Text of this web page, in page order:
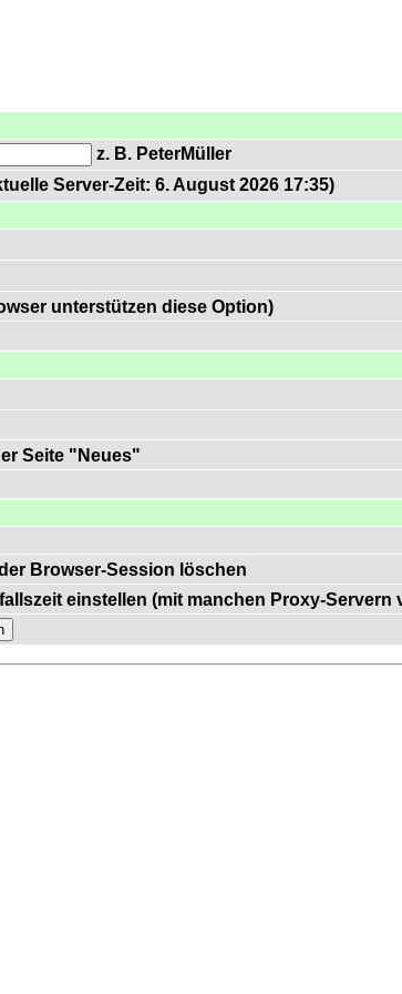
z. B. PeterMüller
Server-Zeit: 6. August 2026 17:35)
unterstützen diese Option)
Seite "Neues"
Browser-Session löschen
einstellen (mit manchen Proxy-Servern